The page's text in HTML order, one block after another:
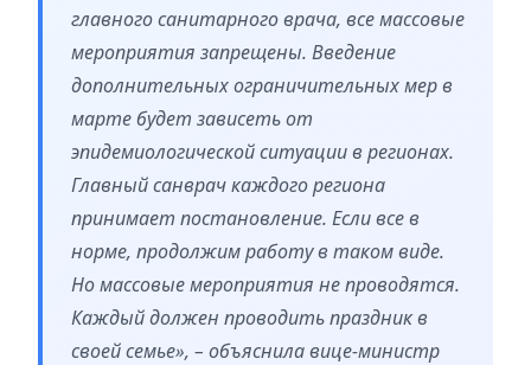
главного санитарного врача, все массовые
мероприятия запрещены. Введение
дополнительных ограничительных мер в
марте будет зависеть от
эпидемиологической ситуации в регионах.
Главный санврач каждого региона
принимает постановление. Если все в
норме, продолжим работу в таком виде.
Но массовые мероприятия не проводятся.
Каждый должен проводить праздник в
своей семье», – объяснила вице-министр